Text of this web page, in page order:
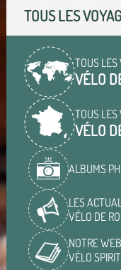
TOUS LES
TOUS LES
VÉLO
TOUS LES
VÉLO
ALBUMS
LES
VÉLO DE
NOTRE
VÉLO SPIRIT